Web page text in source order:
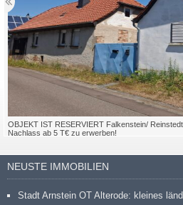
OBJEKT IST RESERVIERT Falkenstein/
Nachlass ab 5 T€ zu erwerben!
NEUSTE IMMOBILIEN
Stadt Arnstein OT Alterode: kleines